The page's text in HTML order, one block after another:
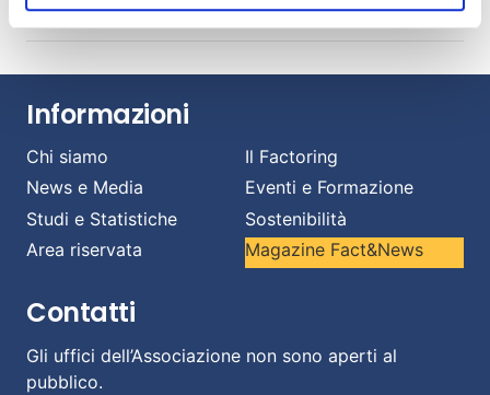
Informazioni
Chi siamo
Il Factoring
News e Media
Eventi e Formazione
Studi e Statistiche
Sostenibilità
Area riservata
Magazine Fact&News
Contatti
Gli uffici dell’Associazione non sono aperti al
pubblico.